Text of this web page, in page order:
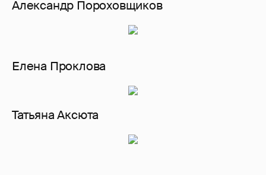
Александр Пороховщиков
Елена Проклова
Татьяна Аксюта